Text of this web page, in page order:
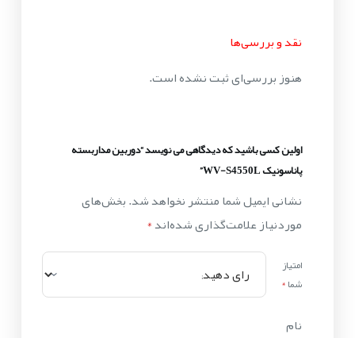
نقد و بررسی‌ها
هنوز بررسی‌ای ثبت نشده است.
اولین کسی باشید که دیدگاهی می نویسد “دوربین مداربسته
پاناسونیک WV-S4550L”
نشانی ایمیل شما منتشر نخواهد شد.بخش‌های
موردنیاز علامت‌گذاری شده‌اند*
امتیاز
شما*
نام